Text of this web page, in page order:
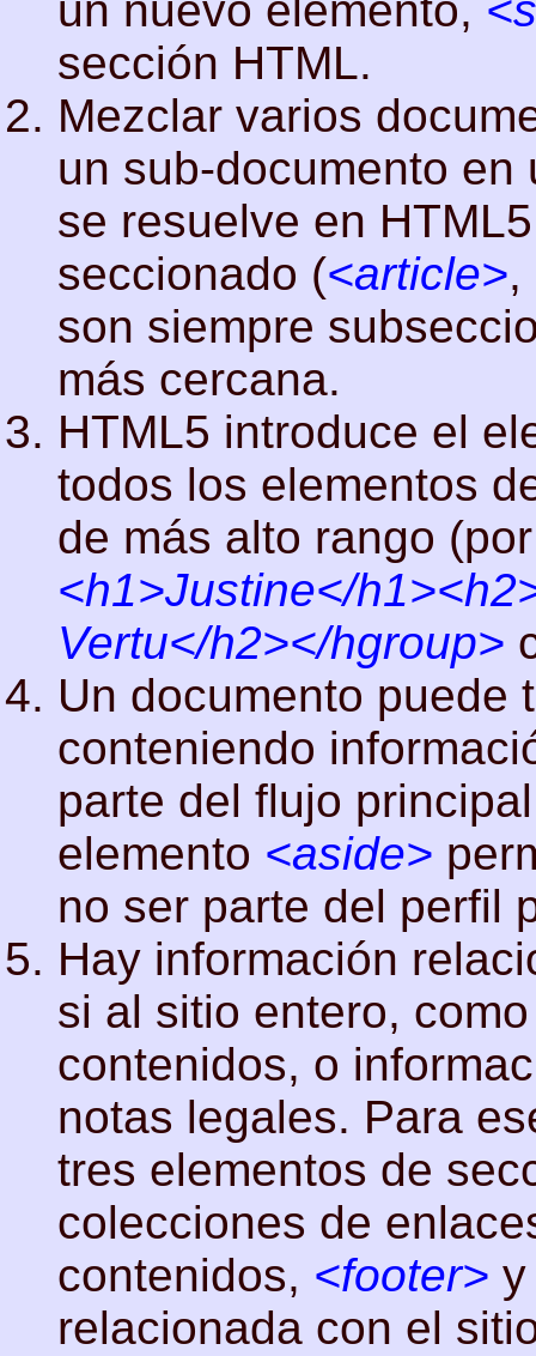
un nuevo elemento,
sección HTML.
Mezclar varios
un sub-documento
se resuelve en
seccionado (<article>,
son siempre
más cercana.
HTML5 introduce el
todos los elementos
de más alto rango
<h1>Justine</
Vertu</h2></hgroup>
Un documento puede
conteniendo
parte del flujo
elemento <aside>
no ser parte del perfil
Hay información
si al sitio entero,
contenidos, o
notas legales. Para
tres elementos de
colecciones de
contenidos, <footer>
relacionada con el